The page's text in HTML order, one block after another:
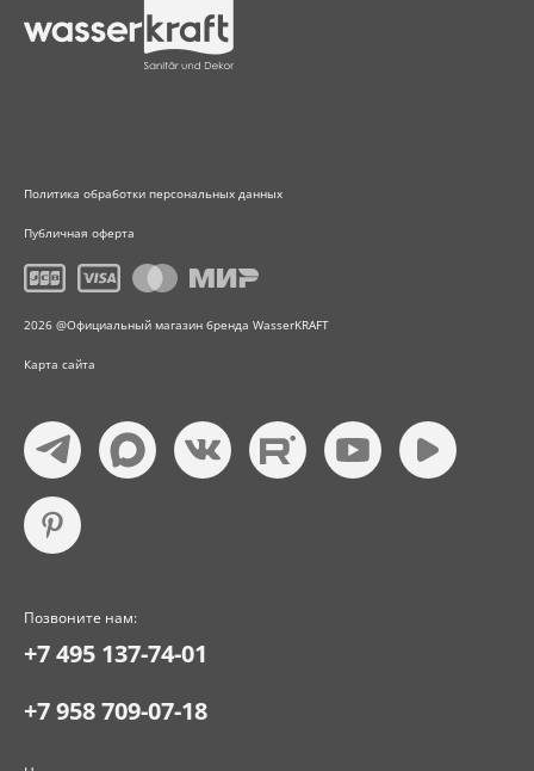
Политика обработки персональных данных
Публичная оферта
2026 @Официальный магазин бренда WasserKRAFT
Карта сайта
Позвоните нам:
+7 495 137-74-01
+7 958 709-07-18